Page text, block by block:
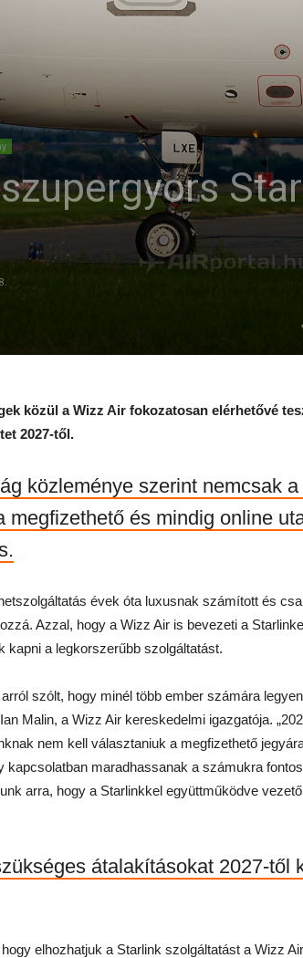
közül aWizz Air fokozatosan elérhetővé
2027-től.
közleménye szerint nemcsak
megfizethető és mindig online
évek óta luxusnak számított és
Azzal, hogy a Wizz Air is bevezeti a
kapni a legkorszerűbb szolgáltatást.
szólt, hogy minél több ember számára
Malin, a Wizz Air kereskedelmi igazgatója.
nem kell választaniuk a megfizethető
kapcsolatban maradhassanak a számukra
arra, hogy a Starlinkkel együttműködve
átalakításokat 2027-től
elhozhatjuk a Starlink szolgáltatást a Wizz